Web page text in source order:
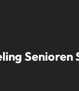
Senioren